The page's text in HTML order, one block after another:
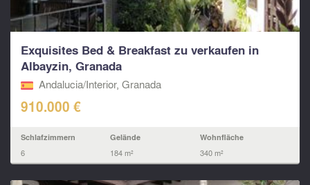
Exquisites Bed & Breakfast zu verkaufen in
Albayzin, Granada
Andalucia/Interior, Granada
910.000 €
Schlafzimmern
6
Gelände
184 m²
Wohnfläche
340 m²